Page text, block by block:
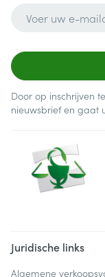
Door op inschrijven
nieuwsbrief en gaat
Juridische links
Algemene